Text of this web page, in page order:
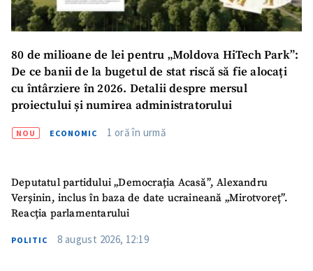
Trimite o informație
Despre ZdG
in English
на русском
80 de milioane de lei pentru „Moldova HiTech Park”:
De ce banii de la bugetul de stat riscă să fie alocați
cu întârziere în 2026. Detalii despre mersul
proiectului și numirea administratorului
NOU ECONOMIC 1 oră în urmă
Deputatul partidului „Democrația Acasă”, Alexandru
Verșinin, inclus în baza de date ucraineană „Mirotvoreț”.
Reacția parlamentarului
POLITIC 8 august 2026, 12:19